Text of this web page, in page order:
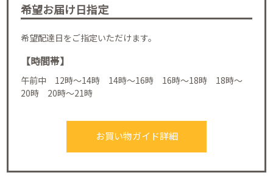
希望お届け日指定
希望配達日をご指定いただけます。
【時間帯】
午前中 12時～14時 14時～16時 16時～18時 18時～
20時 20時～21時
お買い物ガイド詳細